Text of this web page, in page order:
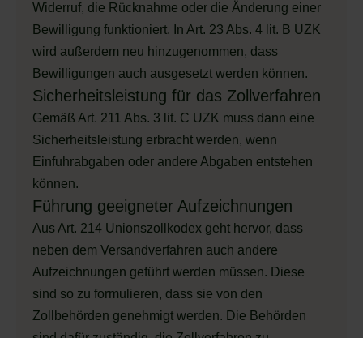
Widerruf, die Rücknahme oder die Änderung einer
Bewilligung funktioniert. In Art. 23 Abs. 4 lit. B UZK
wird außerdem neu hinzugenommen, dass
Bewilligungen auch ausgesetzt werden können.
Sicherheitsleistung für das Zollverfahren
Gemäß Art. 211 Abs. 3 lit. C UZK muss dann eine
Sicherheitsleistung erbracht werden, wenn
Einfuhrabgaben oder andere Abgaben entstehen
können.
Führung geeigneter Aufzeichnungen
Aus Art. 214 Unionszollkodex geht hervor, dass
neben dem Versandverfahren auch andere
Aufzeichnungen geführt werden müssen. Diese
sind so zu formulieren, dass sie von den
Zollbehörden genehmigt werden. Die Behörden